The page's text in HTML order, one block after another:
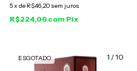
5x de R$46,20 sem juros
R$224,06 com Pix
1 /10
ESGOTADO